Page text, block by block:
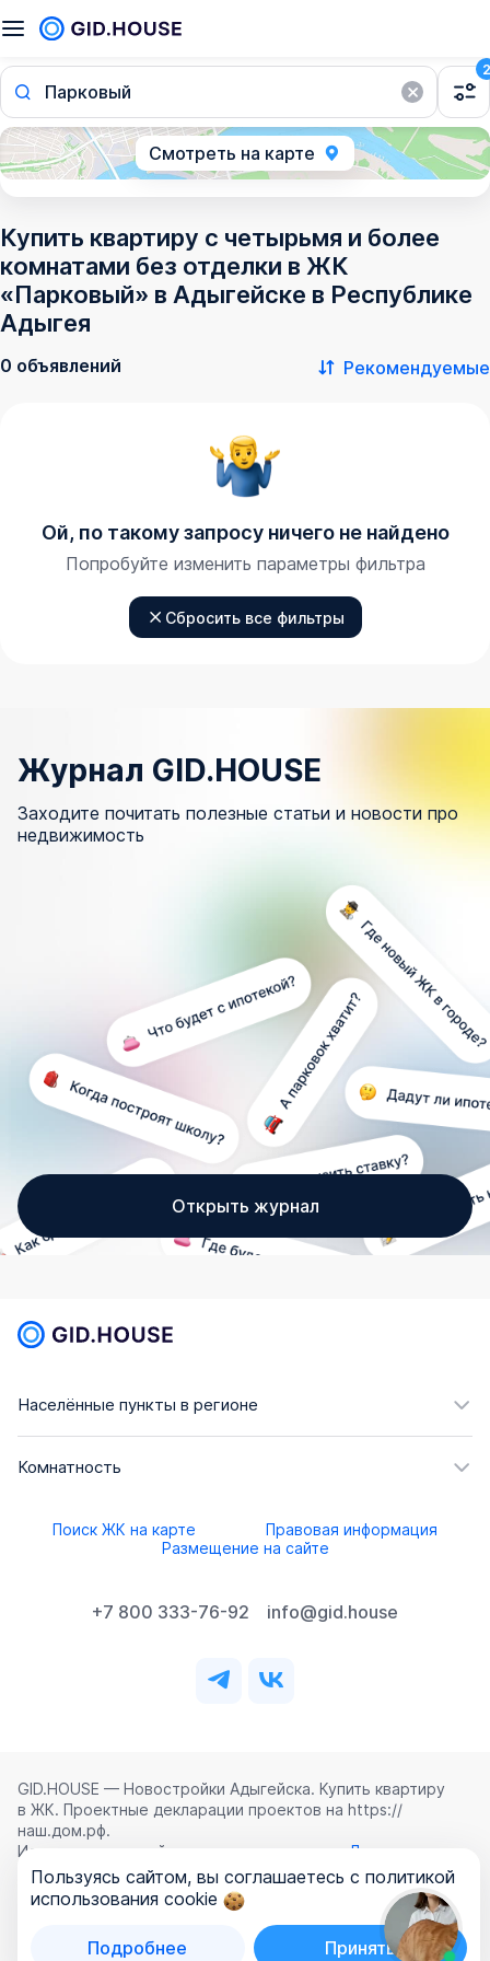
Парковый
2
Смотреть на карте
Купить квартиру с четырьмя и более
комнатами без отделки в ЖК
«Парковый» в Адыгейске в Республике
Адыгея
0 объявлений Рекомендуемые
Ой, по такому запросу ничего не найдено
Попробуйте изменить параметры фильтра
Сбросить все фильтры
Журнал GID.HOUSE
Заходите почитать полезные статьи и новости про
недвижимость
Открыть журнал
Населённые пункты в регионе
Комнатность
Поиск ЖК на карте
Правовая информация
Размещение на сайте
+7 800 333-76-92 info@gid.house
GID.HOUSE — Новостройки Адыгейска. Купить квартиру
в ЖК. Проектные декларации проектов на https://
наш.дом.рф.
Использование сайта означает согласие с
Лицензионным
соглашением
,Политикой конфиденциальностии
Политикой обработки персональных данных
ООО «ГИД.ХАУЗ»
Пользуясь сайтом, вы соглашаетесь с политикой
использования cookie
Подробнее Принять